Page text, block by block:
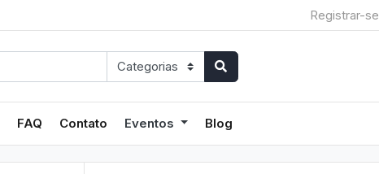
Registrar-se
FAQ Contato Eventos Blog